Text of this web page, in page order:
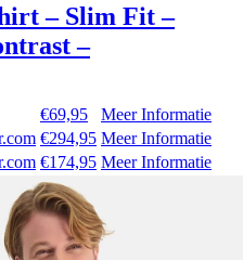
– Slim Fit –
–
€69,95
Meer Informatie
€294,95 Meer Informatie
€174,95 Meer Informatie